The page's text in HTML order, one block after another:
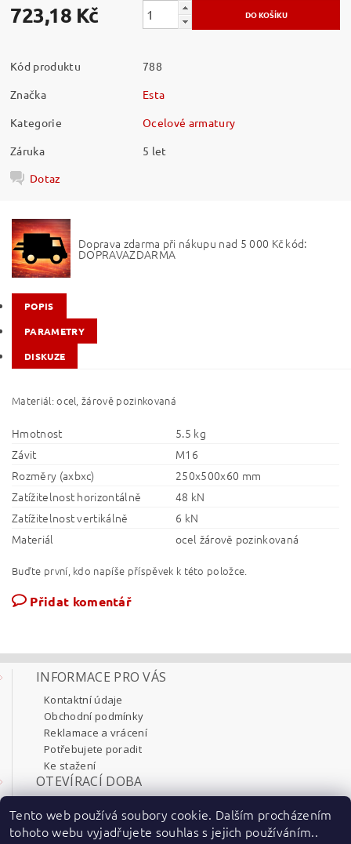
723,18 Kč
Kód produktu
788
Značka
Esta
Kategorie
Ocelové armatury
Záruka
5 let
Dotaz
Doprava zdarma při nákupu nad 5 000 Kč kód:
DOPRAVAZDARMA
POPIS
PARAMETRY
DISKUZE
Materiál: ocel, žárově pozinkovaná
Hmotnost
5.5 kg
Závit
M16
Rozměry (axbxc)
250x500x60 mm
Zatížitelnost horizontálně
48 kN
Zatížitelnost vertikálně
6 kN
Materiál
ocel žárově pozinkovaná
Buďte první, kdo napíše příspěvek k této položce.
Přidat komentář
INFORMACE PRO VÁS
Kontaktní údaje
Obchodní podmínky
Reklamace a vrácení
Potřebujete poradit
Ke stažení
OTEVÍRACÍ DOBA
Úterý 8:00 - 17:30
Středa 8:00 - 17:30
Tento web používá soubory cookie. Dalším procházením
tohoto webu vyjadřujete souhlas s jejich používáním..